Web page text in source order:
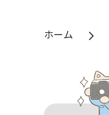
ホーム